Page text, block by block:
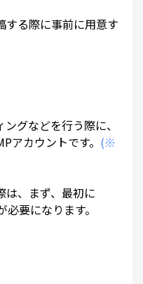
する際に事前に用意す
グなどを行う際に、
アカウントです。 (※
は、まず、最初に
要になります。